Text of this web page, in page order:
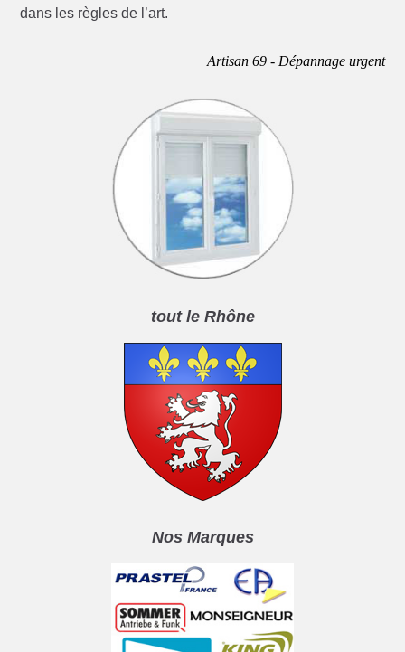
dans les règles de l’art.
Artisan 69 - Dépannage urgent
tout le Rhône
Nos Marques